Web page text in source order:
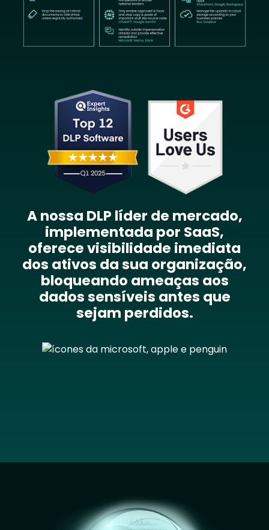
A nossa DLP líder de mercado,
implementada por SaaS,
oferece visibilidade imediata
dos ativos da sua organização,
bloqueando ameaças aos
dados sensíveis antes que
sejam perdidos.